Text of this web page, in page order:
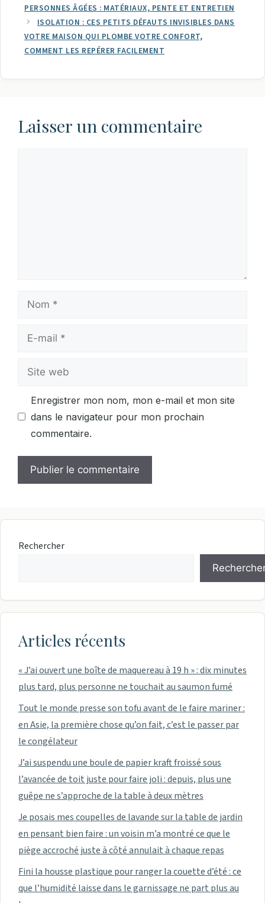
PERSONNES ÂGÉES : MATÉRIAUX, PENTE ET ENTRETIEN
ISOLATION : CES PETITS DÉFAUTS INVISIBLES DANS
VOTRE MAISON QUI PLOMBE VOTRE CONFORT,
COMMENT LES REPÉRER FACILEMENT
Laisser un commentaire
Nom
Site
Enregistrer mon nom, mon e-mail et mon site
dans le navigateur pour mon prochain
commentaire.
Rechercher
Articles récents
« J’ai ouvert une boîte de maquereau à 19 h » : dix minutes
plus tard, plus personne ne touchait au saumon fumé
Tout le monde presse son tofu avant de le faire mariner :
en Asie, la première chose qu’on fait, c’est le passer par
le congélateur
J’ai suspendu une boule de papier kraft froissé sous
l’avancée de toit juste pour faire joli : depuis, plus une
guêpe ne s’approche de la table à deux mètres
Je posais mes coupelles de lavande sur la table de jardin
en pensant bien faire : un voisin m’a montré ce que le
piège accroché juste à côté annulait à chaque repas
Fini la housse plastique pour ranger la couette d’été : ce
que l’humidité laisse dans le garnissage ne part plus au